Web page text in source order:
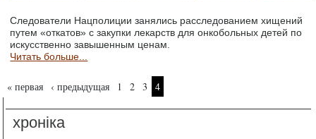
Следователи Нацполиции занялись расследованием хищений
путем «откатов» с закупки лекарств для онкобольных детей по
искусственно завышенным ценам.
Читать больше...
Страницы
« первая ‹ предыдущая 1 2 3 4
хроніка